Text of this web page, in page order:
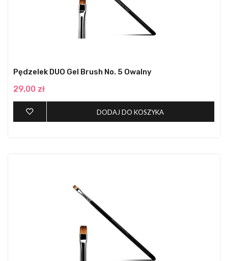
Pędzelek DUO Gel Brush No. 5 Owalny
29,00 zł
DODAJ DO KOSZYKA